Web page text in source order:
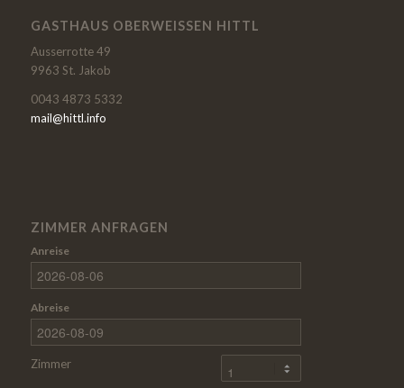
GASTHAUS OBERWEISSEN HITTL
Ausserrotte 49
9963 St. Jakob
0043 4873 5332
mail@hittl.info
ZIMMER ANFRAGEN
Anreise
Abreise
Zimmer